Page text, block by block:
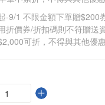
-9/1 不限金額下單贈$200
折價券/折扣碼則不符贈送
可折，不得與其他優